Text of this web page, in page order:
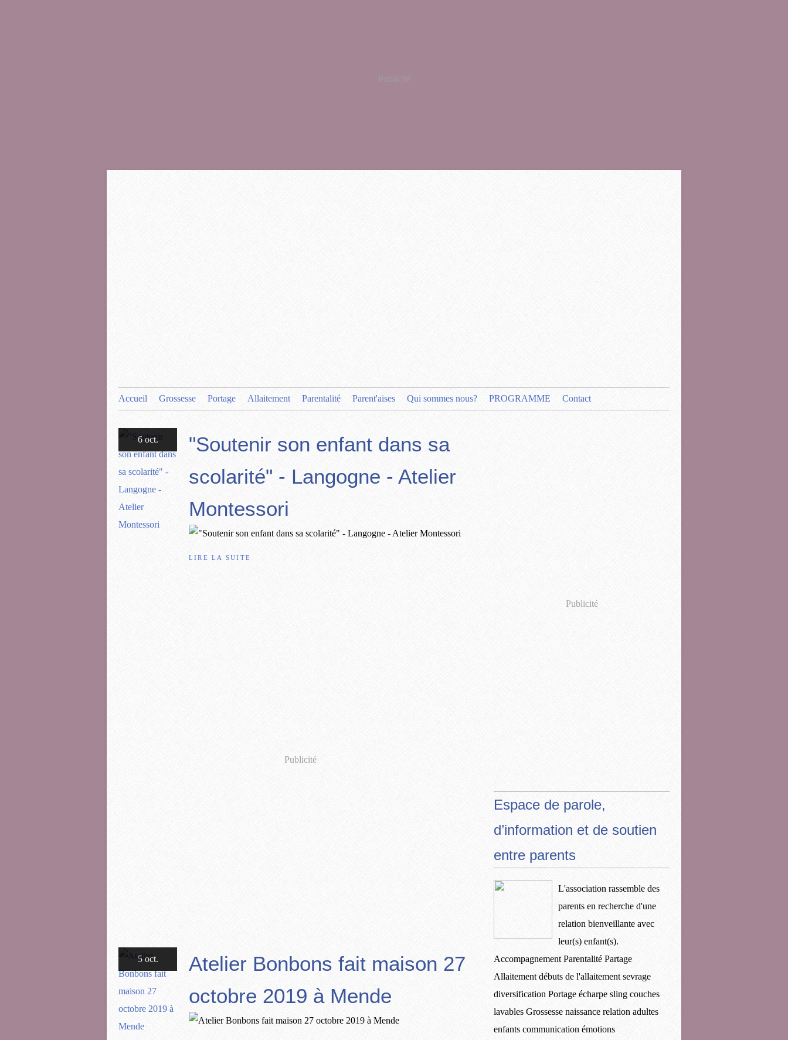
Publicité
Accueil Grossesse Portage Allaitement Parentalité Parent'aises Qui sommes nous? PROGRAMME Contact
6 oct.
"Soutenir son enfant dans sa
scolarité" - Langogne - Atelier
Montessori
LIRE LA SUITE
Publicité
5 oct.
Atelier Bonbons fait maison 27
octobre 2019 à Mende
Publicité
Espace de parole,
d’information et de soutien
entre parents
L'association rassemble des
parents en recherche d'une
relation bienveillante avec
leur(s) enfant(s).
Accompagnement Parentalité Partage
Allaitement débuts de l'allaitement sevrage
diversification Portage écharpe sling couches
lavables Grossesse naissance relation adultes
enfants communication émotions